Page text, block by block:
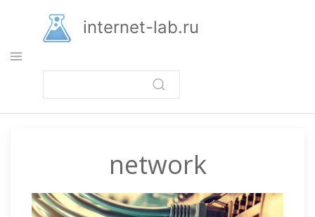
основному
содержанию
internet-lab.ru
network